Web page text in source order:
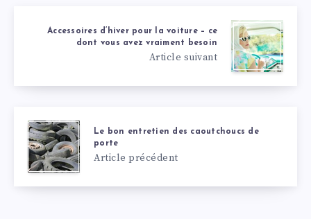
Accessoires d’hiver pour la voiture – ce
dont vous avez vraiment besoin
Article suivant
Le bon entretien des caoutchoucs de
porte
Article précédent